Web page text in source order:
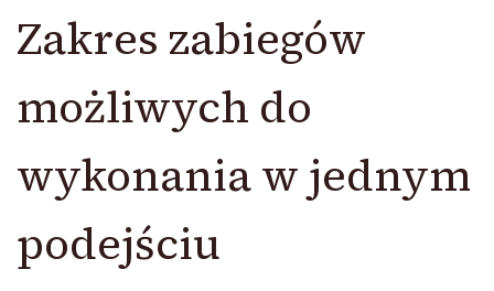
Zakres zabiegów
możliwych do
wykonania w jednym
podejściu